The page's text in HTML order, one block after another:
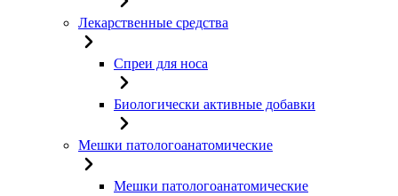
Лекарственные средства
Спреи для носа
Биологически активные добавки
Мешки патологоанатомические
Мешки патологоанатомические